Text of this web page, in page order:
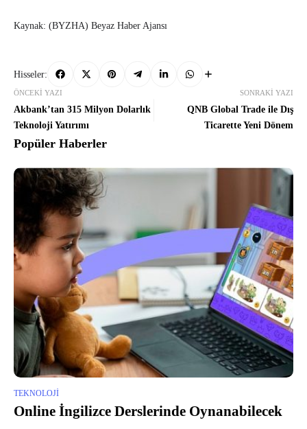
Kaynak: (BYZHA) Beyaz Haber Ajansı
Hisseler:
ÖNCEKI YAZI
Akbank’tan 315 Milyon Dolarlık
Teknoloji Yatırımı
SONRAKI YAZI
QNB Global Trade ile Dış
Ticarette Yeni Dönem
Popüler Haberler
TEKNOLOJI
Online İngilizce Derslerinde Oynanabilecek